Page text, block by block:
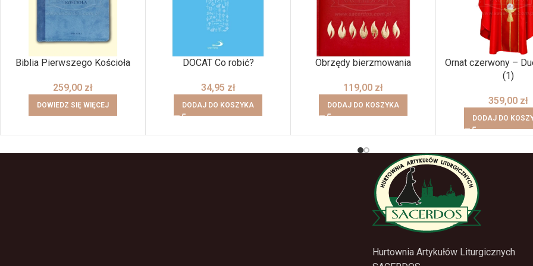
Biblia Pierwszego Kościoła
259,00 zł
DOWIEDZ SIĘ WIĘCEJ
DOCAT Co robić?
34,95 zł
DODAJ DO KOSZYKA
Obrzędy bierzmowania
119,00 zł
DODAJ DO KOSZYKA
Ornat czerwony –
(1)
359,00 zł
DODAJ DO
Hurtownia Artykułów Liturgicznych